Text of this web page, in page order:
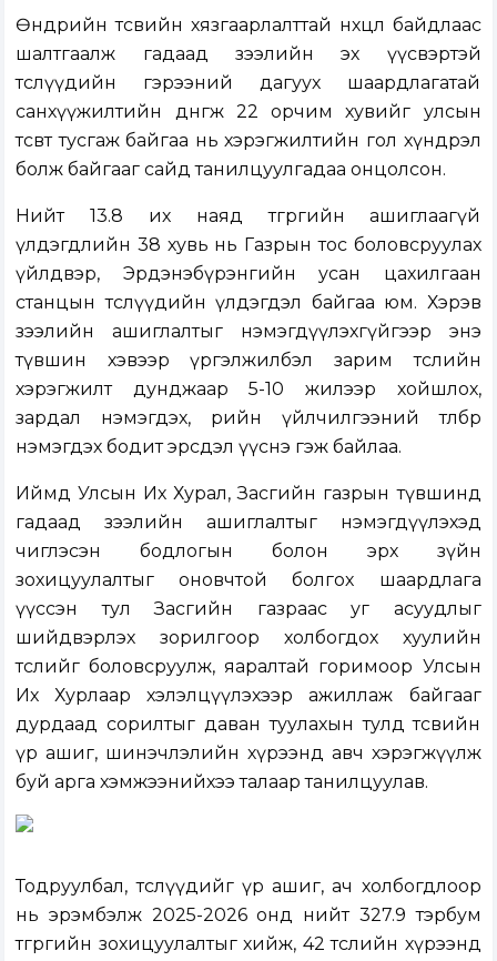
Өнөөдрийн төсвийн хязгаарлалттай нөхцөл байдлаас
шалтгаалж гадаад зээлийн эх үүсвэртэй
төслүүдийн гэрээний дагуух шаардлагатай
санхүүжилтийн дөнгөж 22 орчим хувийг улсын
төсөвт тусгаж байгаа нь хэрэгжилтийн гол хүндрэл
болж байгааг сайд танилцуулгадаа онцолсон.
Нийт 13.8 их наяд төгрөгийн ашиглаагүй
үлдэгдлийн 38 хувь нь Газрын тос боловсруулах
үйлдвэр, Эрдэнэбүрэнгийн усан цахилгаан
станцын төслүүдийн үлдэгдэл байгаа юм. Хэрэв
зээлийн ашиглалтыг нэмэгдүүлэхгүйгээр энэ
түвшин хэвээр үргэлжилбэл зарим төслийн
хэрэгжилт дунджаар 5-10 жилээр хойшлох,
зардал нэмэгдэх, өрийн үйлчилгээний төлбөр
нэмэгдэх бодит эрсдэл үүснэ гэж байлаа.
Иймд Улсын Их Хурал, Засгийн газрын түвшинд
гадаад зээлийн ашиглалтыг нэмэгдүүлэхэд
чиглэсэн бодлогын болон эрх зүйн
зохицуулалтыг оновчтой болгох шаардлага
үүссэн тул Засгийн газраас уг асуудлыг
шийдвэрлэх зорилгоор холбогдох хуулийн
төслийг боловсруулж, яаралтай горимоор Улсын
Их Хурлаар хэлэлцүүлэхээр ажиллаж байгааг
дурдаад сорилтыг даван туулахын тулд төсвийн
үр ашиг, шинэчлэлийн хүрээнд авч хэрэгжүүлж
буй арга хэмжээнийхээ талаар танилцуулав.
Тодруулбал, төслүүдийг үр ашиг, ач холбогдлоор
нь эрэмбэлж 2025-2026 онд нийт 327.9 тэрбум
төгрөгийн зохицуулалтыг хийж, 42 төслийн хүрээнд